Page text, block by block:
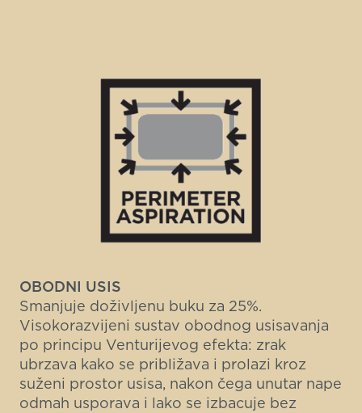
OBODNI USIS
Smanjuje doživljenu buku za 25%.
Visokorazvijeni sustav obodnog usisavanja
po principu Venturijevog efekta: zrak
ubrzava kako se približava i prolazi kroz
suženi prostor usisa, nakon čega unutar nape
odmah usporava i lako se izbacuje bez